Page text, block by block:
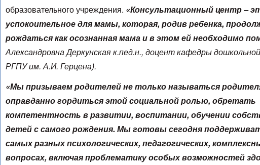
образовательного учреждения. «Консультационный центр –
успокоительное для мамы, которая, родив ребенка,
рождаться как осознанная мама и в этом ей необходимо
Александровна Деркунскаяк.пед.н., доцент кафедры
РГПУ им. А.И. Герцена).
«Мы призываем родителей не только называться
оправданно гордиться этой социальной ролью, обретать
компетентность в развитии, воспитании, обучении
детей с самого рождения. Мы готовы сегодня
самых разных психологических, педагогических,
вопросах, включая проблематику особых возможностей